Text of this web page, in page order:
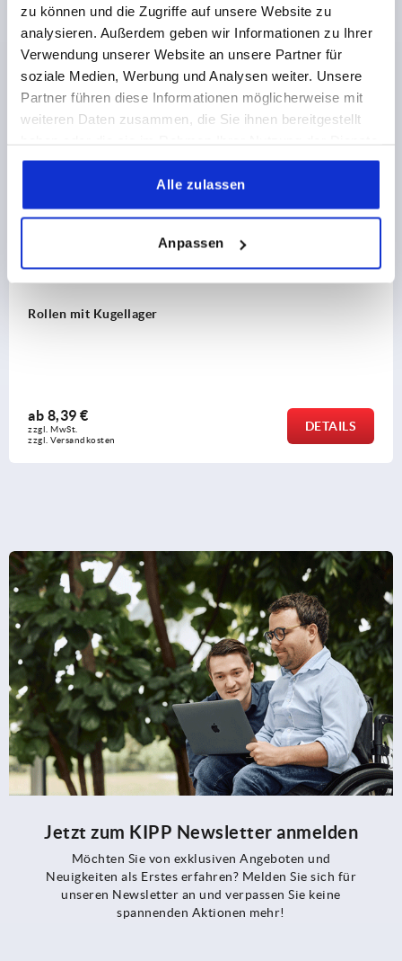
zu können und die Zugriffe auf unsere Website zu
analysieren. Außerdem geben wir Informationen zu Ihrer
Verwendung unserer Website an unsere Partner für
soziale Medien, Werbung und Analysen weiter. Unsere
Partner führen diese Informationen möglicherweise mit
weiteren Daten zusammen, die Sie ihnen bereitgestellt
gesammelt haben.
Alle zulassen
Anpassen
Andere Kunden kauften auch
DETAILS
K2137
zzgl. Versandkosten
Jetzt zum KIPP Newsletter anmelden
Möchten Sie von exklusiven Angeboten und
Neuigkeiten als Erstes erfahren? Melden Sie sich für
unseren Newsletter an und verpassen Sie keine
spannenden Aktionen mehr!